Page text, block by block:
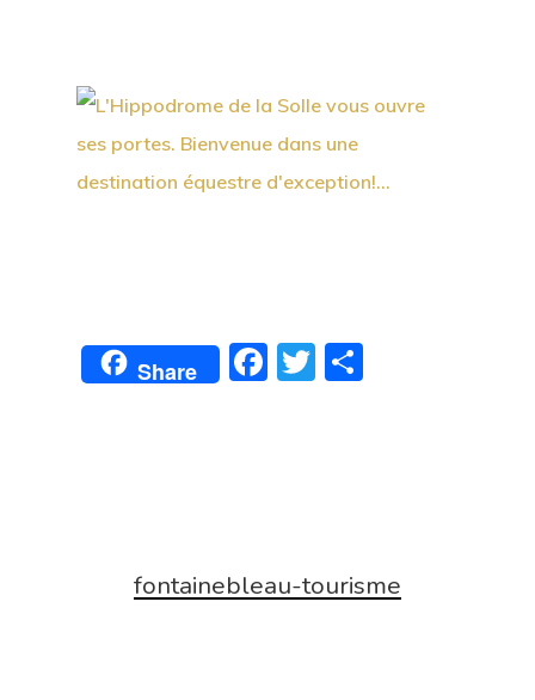
Share Facebook
Twitter
fontainebleau-tourisme